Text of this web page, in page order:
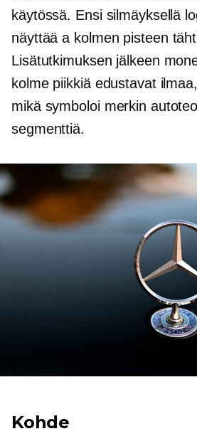
käytössä. Ensi silmäyksellä
näyttää a kolmen pisteen
Lisätutkimuksen jälkeen
kolme piikkiä edustavat
mikä symboloi merkin
segmenttiä.
Kohde